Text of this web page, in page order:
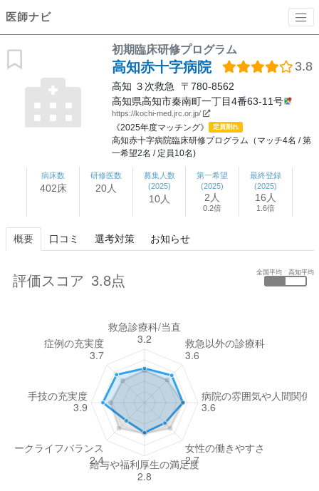
医師ナビ
初期臨床研修プログラム
高知赤十字病院 3.8
高知 ３次救急
〒780-8562
高知県高知市秦南町一丁目4番63-11号
https://kochi-med.jrc.or.jp/
《2025年度マッチング》 定員割れ
高知赤十字病院臨床研修プログラム（マッチ4名 / 第
一希望2名 / 定員10名)
病床数
402床
研修医数
20人
募集人数
(2025)
10人
第一希望
(2025)
2人
0.2倍
最終登録
(2025)
16人
1.6倍
概要 口コミ 選考対策 お知らせ
評価スコア 3.8点
全国平均 高知平均